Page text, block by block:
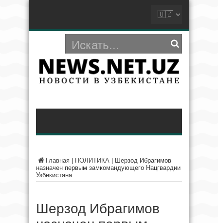
Главная ПОЛИТИКА
Шерзод Ибрагимов
назначен первым замкомандующего Нацгвардии
Узбекистана
Шерзод Ибрагимов